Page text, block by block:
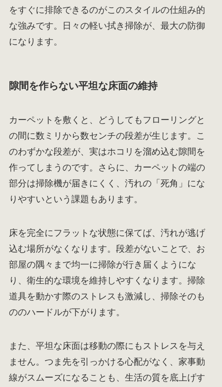
をすぐに排除できるのがこのスタイルの仕組み的
な強みです。日々の軽い拭き掃除が、最大の防御
になります。
隙間を作らない平坦な床面の維持
カーペットを敷くと、どうしてもフローリングと
の間に数ミリから数センチの段差が生じます。こ
のわずかな段差が、実はホコリを溜め込む隙間を
作ってしまうのです。さらに、カーペットの端の
部分は掃除機が届きにくく、汚れの「死角」にな
りやすいという課題もあります。
床を完全にフラットな状態に保てば、汚れが逃げ
込む場所がなくなります。段差がないことで、お
部屋の隅々まで均一に掃除が行き届くようにな
り、衛生的な環境を維持しやすくなります。掃除
道具を動かす際のストレスも激減し、掃除そのも
ののハードルが下がります。
また、平坦な床面は移動の際にもストレスを与え
ません。つま先を引っかける心配がなく、家事動
線がスムーズになることも、生活の質を底上げす